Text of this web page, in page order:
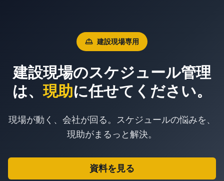
建設現場専用
建設現場のスケジュール管理
は、現助に任せてください。
現場が動く、会社が回る。スケジュールの悩みを、
現助がまるっと解決。
資料を見る